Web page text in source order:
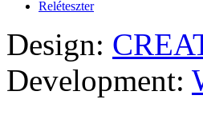
Reléteszter
Design:
Development: